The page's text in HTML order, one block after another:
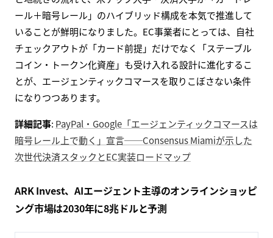
ール＋暗号レール」のハイブリッド構成を本気で推進して
いることが鮮明になりました。EC事業者にとっては、自社
チェックアウトが「カード前提」だけでなく「ステーブル
コイン・トークン化資産」も受け入れる設計に進化するこ
とが、エージェンティックコマースを取りこぼさない条件
になりつつあります。
詳細記事: PayPal・Google「エージェンティックコマースは
暗号レール上で動く」宣言──Consensus Miamiが示した
次世代決済スタックとEC実装ロードマップ
ARK Invest、AIエージェント主導のオンラインショッピ
ング市場は2030年に8兆ドルと予測